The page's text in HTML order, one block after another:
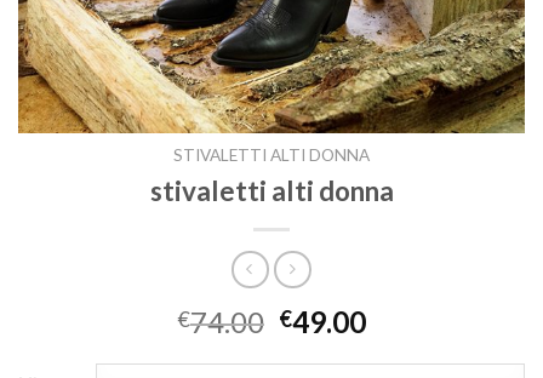
STIVALETTI ALTI DONNA
stivaletti alti donna
€74.00 €49.00